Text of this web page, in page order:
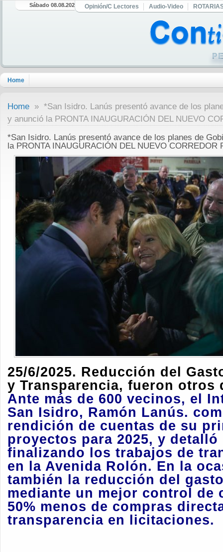
Sábado 08.08.2026 Opinión/C Lectores Audio-Video
Home
Home » *San Isidro. Lanús presentó avance de los
y anunció la PRONTA INAUGURACIÓN DEL NUEVO
*San Isidro. Lanús presentó avance de los planes de
la PRONTA INAUGURACIÓN DEL NUEVO CORREDOR
25/6/2025. Reducción del
y Transparencia, fueron otros
Ante más de 600 vecinos, el
San Isidro, Ramón Lanús.
rendición de cuentas de su
proyectos para 2025, y detalló
finalizando los trabajos de
en la Avenida Rolón. En la
también la reducción del
mediante un mejor control de
50% menos de compras
transparencia en licitaciones.